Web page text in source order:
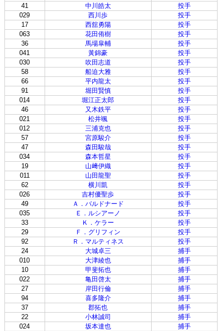
41 中川皓太
投手
029
西川歩
投手
17
西舘勇陽
投手
063
花田侑樹
投手
36
馬場皐輔
投手
041
黃錦豪
投手
030
吹田志道
投手
58
船迫大雅
投手
66
平内龍太
投手
91
堀田賢慎
投手
014
堀江正太郎
投手
46
又木鉄平
投手
021
松井颯
投手
012
三浦克也
投手
57
宮原駿介
投手
47
森田駿哉
投手
034
森本哲星
投手
19
山﨑伊織
投手
011
山田龍聖
投手
62
横川凱
投手
026
吉村優聖歩
投手
49
Ａ．バルドナード
投手
035
Ｅ．ルシアーノ
投手
33
Ｋ．ケラー
投手
29
Ｆ．グリフィン
投手
92
Ｒ．マルティネス
投手
24
大城卓三
捕手
010
大津綾也
捕手
10
甲斐拓也
捕手
022
亀田啓太
捕手
27
岸田行倫
捕手
94
喜多隆介
捕手
37
郡拓也
捕手
22
小林誠司
捕手
024
坂本達也
捕手